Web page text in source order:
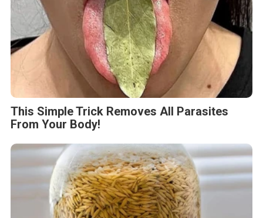
This Simple Trick Removes All Parasites
From Your Body!